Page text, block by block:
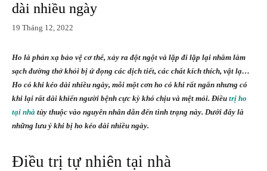
dài nhiều ngày
19 Tháng 12, 2022
Ho là phản xạ bảo vệ cơ thể, xảy ra đột ngột và lặp đi lặp lại nhằm làm
sạch đường thở khỏi bị ứ đọng các dịch tiết, các chất kích thích, vật lạ…
Ho có khi kéo dài nhiều ngày, mỗi một cơn ho có khi rất ngắn nhưng có
khi lại rất dài khiến người bệnh cực kỳ khó chịu và mệt mỏi. Điều trị ho
tại nhà tùy thuộc vào nguyên nhân dẫn đến tình trạng này. Dưới đây là
những lưu ý khi bị ho kéo dài nhiều ngày.
Điều trị tự nhiên tại nhà